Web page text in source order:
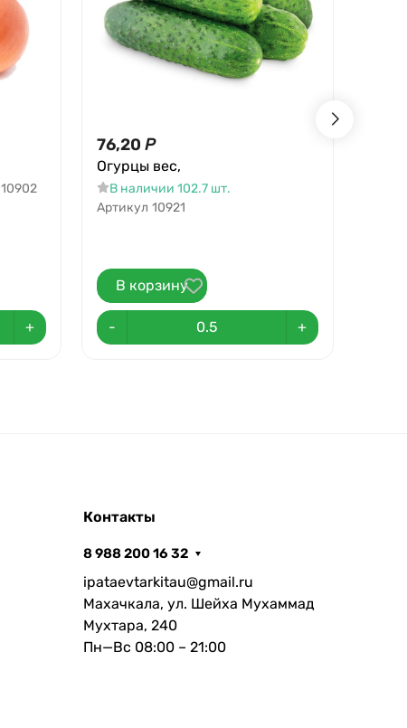
10902
+
76,20 Р
Огурцы вес,
В наличии 102.7 шт.
Артикул 10921
В корзину
- +
Контакты
8 988 200 16 32
ipataevtarkitau@gmail.ru
Махачкала, ул. Шейха Мухаммад
Мухтара, 240
Пн—Вс 08:00 – 21:00